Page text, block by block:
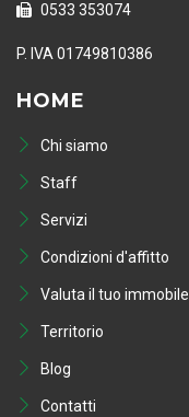
0533 353074
P. IVA 01749810386
HOME
Chi siamo
Staff
Servizi
Condizioni d'affitto
Valuta il tuo immobile
Territorio
Blog
Contatti